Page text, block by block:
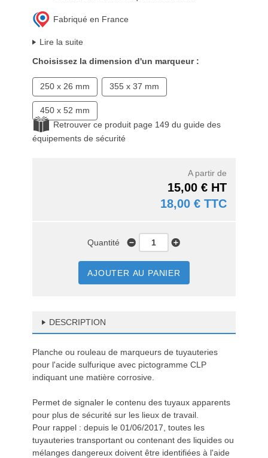
Fabriqué en France
Lire la suite
Choisissez la dimension d'un marqueur :
250 x 26 mm 355 x 37 mm
450 x 52 mm
Retrouver ce produit page 149 du guide des
équipements de sécurité
A partir de
15,00 € HT
18,00 € TTC
Quantité
AJOUTER AU PANIER
DESCRIPTION
Planche ou rouleau de marqueurs de tuyauteries
pour l'acide sulfurique avec pictogramme CLP
indiquant une matière corrosive.
Permet de signaler le contenu des tuyaux apparents
pour plus de sécurité sur les lieux de travail.
Pour rappel : depuis le 01/06/2017, toutes les
tuyauteries transportant ou contenant des liquides ou
mélanges dangereux doivent être identifiées à l'aide